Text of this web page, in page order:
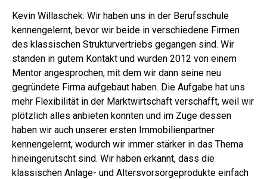
Kevin Willaschek: Wir haben uns in der Berufsschule
kennengelernt, bevor wir beide in verschiedene Firmen
des klassischen Strukturvertriebs gegangen sind. Wir
standen in gutem Kontakt und wurden 2012 von einem
Mentor angesprochen, mit dem wir dann seine neu
gegründete Firma aufgebaut haben. Die Aufgabe hat uns
mehr Flexibilität in der Marktwirtschaft verschafft, weil wir
plötzlich alles anbieten konnten und im Zuge dessen
haben wir auch unserer ersten Immobilienpartner
kennengelernt, wodurch wir immer stärker in das Thema
hineingerutscht sind. Wir haben erkannt, dass die
klassischen Anlage- und Altersvorsorgeprodukte einfach